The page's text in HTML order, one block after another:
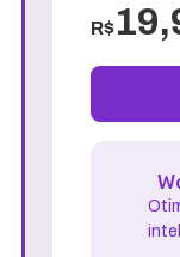
R$